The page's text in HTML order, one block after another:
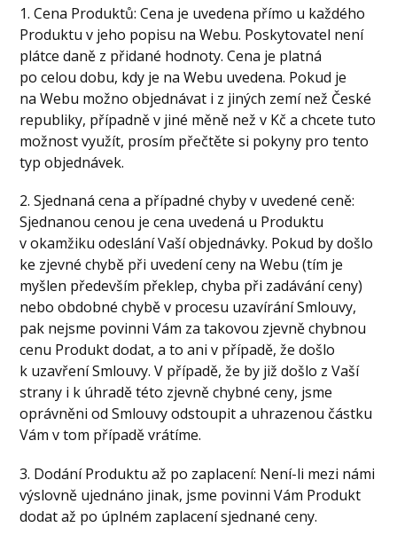
1. Cena Produktů: Cena je uvedena přímo u každého
Produktu v jeho popisu na Webu. Poskytovatel není
plátce daně z přidané hodnoty. Cena je platná
po celou dobu, kdy je na Webu uvedena. Pokud je
na Webu možno objednávat i z jiných zemí než České
republiky, případně v jiné měně než v Kč a chcete tuto
možnost využít, prosím přečtěte si pokyny pro tento
typ objednávek.
2. Sjednaná cena a případné chyby v uvedené ceně:
Sjednanou cenou je cena uvedená u Produktu
v okamžiku odeslání Vaší objednávky. Pokud by došlo
ke zjevné chybě při uvedení ceny na Webu (tím je
myšlen především překlep, chyba při zadávání ceny)
nebo obdobné chybě v procesu uzavírání Smlouvy,
pak nejsme povinni Vám za takovou zjevně chybnou
cenu Produkt dodat, a to ani v případě, že došlo
k uzavření Smlouvy. V případě, že by již došlo z Vaší
strany i k úhradě této zjevně chybné ceny, jsme
oprávněni od Smlouvy odstoupit a uhrazenou částku
Vám v tom případě vrátíme.
3. Dodání Produktu až po zaplacení: Není-li mezi námi
výslovně ujednáno jinak, jsme povinni Vám Produkt
dodat až po úplném zaplacení sjednané ceny.